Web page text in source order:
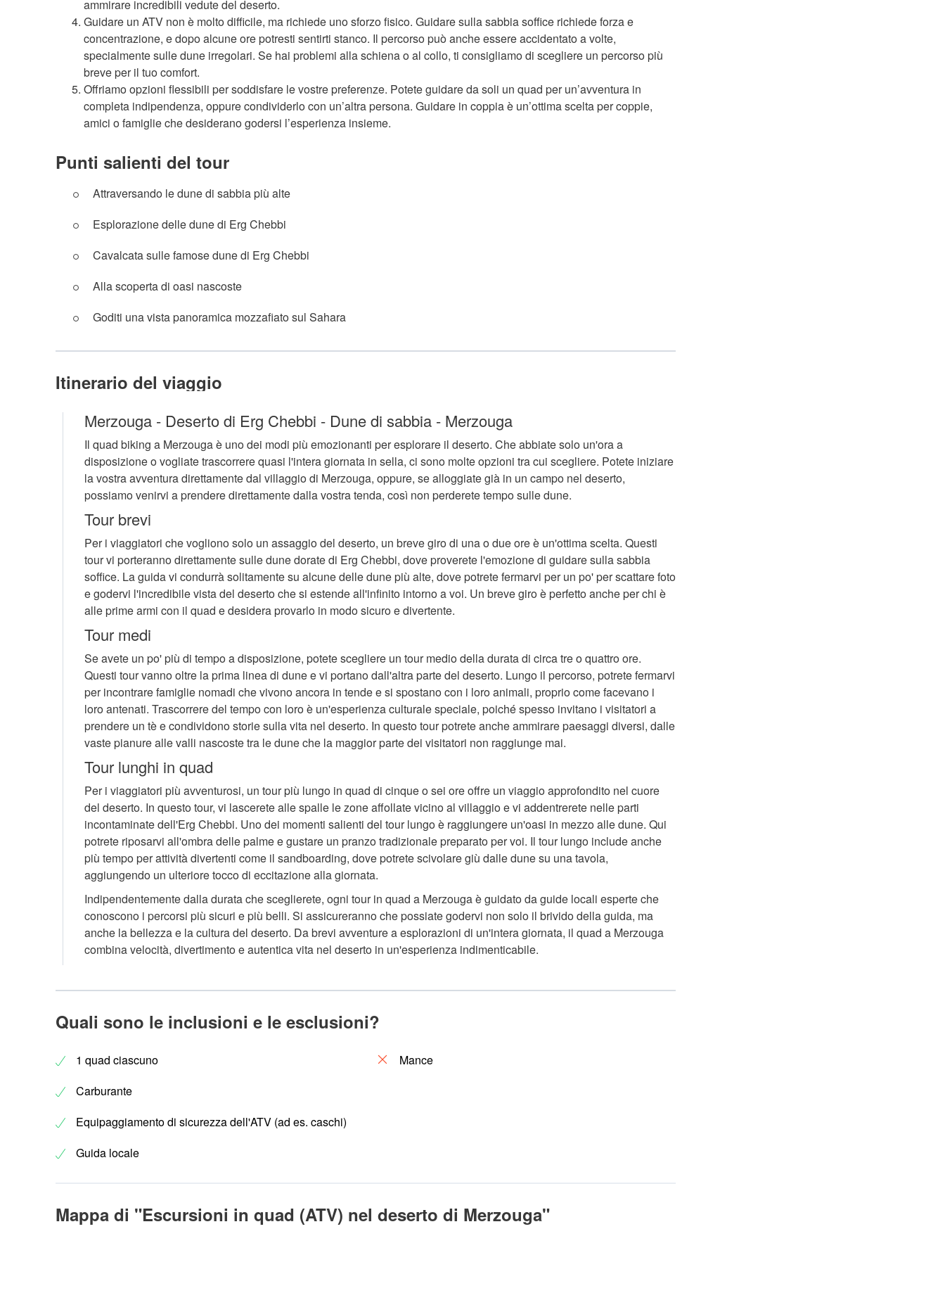
ammirare incredibili vedute del deserto.
Guidare un ATV non è molto difficile, ma richiede uno sforzo fisico. Guidare sulla sabbia soffice richiede forza e
concentrazione, e dopo alcune ore potresti sentirti stanco. Il percorso può anche essere accidentato a volte,
specialmente sulle dune irregolari. Se hai problemi alla schiena o al collo, ti consigliamo di scegliere un percorso più
breve per il tuo comfort.
Offriamo opzioni flessibili per soddisfare le vostre preferenze. Potete guidare da soli un quad per un’avventura in
completa indipendenza, oppure condividerlo con un’altra persona. Guidare in coppia è un’ottima scelta per coppie,
amici o famiglie che desiderano godersi l’esperienza insieme.
Punti salienti del tour
Attraversando le dune di sabbia più alte
Esplorazione delle dune di Erg Chebbi
Cavalcata sulle famose dune di Erg Chebbi
Alla scoperta di oasi nascoste
Goditi una vista panoramica mozzafiato sul Sahara
Itinerario del viaggio
Merzouga - Deserto di Erg Chebbi - Dune di sabbia - Merzouga
Il quad biking a Merzouga è uno dei modi più emozionanti per esplorare il deserto. Che abbiate solo un'ora a
disposizione o vogliate trascorrere quasi l'intera giornata in sella, ci sono molte opzioni tra cui scegliere. Potete iniziare
la vostra avventura direttamente dal villaggio di Merzouga, oppure, se alloggiate già in un campo nel deserto,
possiamo venirvi a prendere direttamente dalla vostra tenda, così non perderete tempo sulle dune.
Tour brevi
Per i viaggiatori che vogliono solo un assaggio del deserto, un breve giro di una o due ore è un'ottima scelta. Questi
tour vi porteranno direttamente sulle dune dorate di Erg Chebbi, dove proverete l'emozione di guidare sulla sabbia
soffice. La guida vi condurrà solitamente su alcune delle dune più alte, dove potrete fermarvi per un po' per scattare foto
e godervi l'incredibile vista del deserto che si estende all'infinito intorno a voi. Un breve giro è perfetto anche per chi è
alle prime armi con il quad e desidera provarlo in modo sicuro e divertente.
Tour medi
Se avete un po' più di tempo a disposizione, potete scegliere un tour medio della durata di circa tre o quattro ore.
Questi tour vanno oltre la prima linea di dune e vi portano dall'altra parte del deserto. Lungo il percorso, potrete fermarvi
per incontrare famiglie nomadi che vivono ancora in tende e si spostano con i loro animali, proprio come facevano i
loro antenati. Trascorrere del tempo con loro è un'esperienza culturale speciale, poiché spesso invitano i visitatori a
prendere un tè e condividono storie sulla vita nel deserto. In questo tour potrete anche ammirare paesaggi diversi, dalle
vaste pianure alle valli nascoste tra le dune che la maggior parte dei visitatori non raggiunge mai.
Tour lunghi in quad
Per i viaggiatori più avventurosi, un tour più lungo in quad di cinque o sei ore offre un viaggio approfondito nel cuore
del deserto. In questo tour, vi lascerete alle spalle le zone affollate vicino al villaggio e vi addentrerete nelle parti
incontaminate dell'Erg Chebbi. Uno dei momenti salienti del tour lungo è raggiungere un'oasi in mezzo alle dune. Qui
potrete riposarvi all'ombra delle palme e gustare un pranzo tradizionale preparato per voi. Il tour lungo include anche
più tempo per attività divertenti come il sandboarding, dove potrete scivolare giù dalle dune su una tavola,
aggiungendo un ulteriore tocco di eccitazione alla giornata.
Indipendentemente dalla durata che sceglierete, ogni tour in quad a Merzouga è guidato da guide locali esperte che
conoscono i percorsi più sicuri e più belli. Si assicureranno che possiate godervi non solo il brivido della guida, ma
anche la bellezza e la cultura del deserto. Da brevi avventure a esplorazioni di un'intera giornata, il quad a Merzouga
combina velocità, divertimento e autentica vita nel deserto in un'esperienza indimenticabile.
Quali sono le inclusioni e le esclusioni?
1 quad ciascuno
Carburante
Equipaggiamento di sicurezza dell'ATV (ad es. caschi)
Guida locale
Mance
Mappa di "Escursioni in quad (ATV) nel deserto di Merzouga"